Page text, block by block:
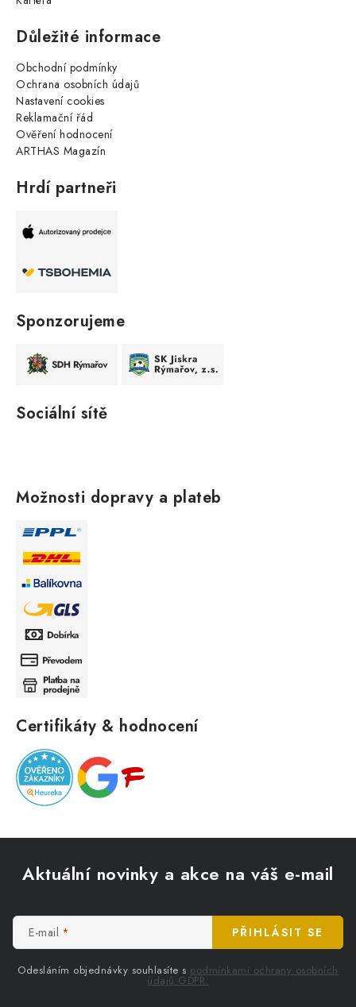
Důležité informace
Obchodní podmínky
Ochrana osobních údajů
Nastavení cookies
Reklamační řád
Ověření hodnocení
ARTHAS Magazín
Hrdí partneři
Sponzorujeme
Sociální sítě
Možnosti dopravy a plateb
Certifikáty & hodnocení
Aktuální novinky a akce na váš e-mail
E-mail
Odesláním objednávky souhlasíte s podmínkami ochrany osobních
údajů GDPR.
PŘIHLÁSIT SE